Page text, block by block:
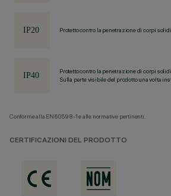
Protetto contro la penetrazione di corpi
Protetto contro la penetrazione di corpi
Sulla parte visibile del prodotto una volta
Conforme alla EN60598-1 e alle normative pertinenti.
CERTIFICAZIONI DEL PRODOTTO